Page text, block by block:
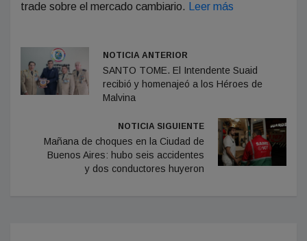
trade sobre el mercado cambiario.
Leer más
NOTICIA ANTERIOR
SANTO TOME. El Intendente Suaid
recibió y homenajeó a los Héroes de
Malvina
NOTICIA SIGUIENTE
Mañana de choques en la Ciudad de
Buenos Aires: hubo seis accidentes
y dos conductores huyeron